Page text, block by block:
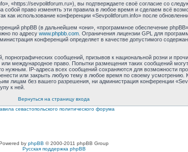
«https://sevpolitforum.ru»), вы подтверждаете своё согласие со
право изменять эти правила в любое время и сделаем всё
использование конференции «Sevpolitforum.info» после
phpBB (в дальнейшем «они», «программное обеспечение
по адресу www.phpbb.com. Ограничения лицензии GPL для
конференций определяет в качестве допустимого
сообщений, призывов к национальной розни и
международное право. Попытки размещения таких сообщений
IP-адреса всех сообщений сохраняются для возможности
или закрыть любую тему в любое время по своему усмотрению.
лицам без вашего разрешения, ни администрация конференции
к ней.
Вернуться на страницу входа
севастопольского политического форума
by phpBB © 2000-2011 phpBB Group
Русская поддержка phpBB